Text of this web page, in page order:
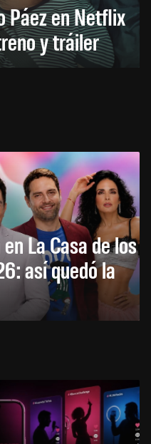
Páez en Netflix
y tráiler
La Casa de los
así quedó la